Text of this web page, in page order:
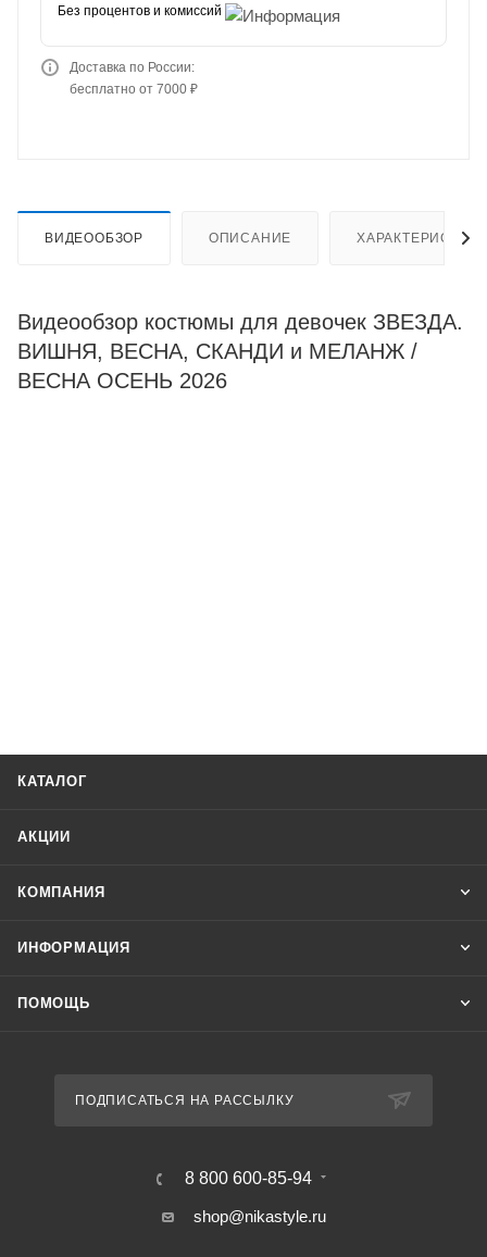
Без процентов и комиссий
Доставка по России:
бесплатно от 7000 ₽
ВИДЕООБЗОР ОПИСАНИЕ
Видеообзор костюмы для девочек ЗВЕЗДА.
ВИШНЯ, ВЕСНА, СКАНДИ и МЕЛАНЖ /
ВЕСНА ОСЕНЬ 2026
КАТАЛОГ
АКЦИИ
КОМПАНИЯ
ИНФОРМАЦИЯ
ПОМОЩЬ
ПОДПИСАТЬСЯ НА РАССЫЛКУ
8 800 600-85-94
shop@nikastyle.ru